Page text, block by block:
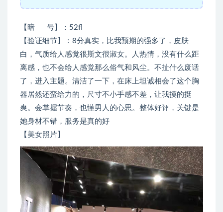
【暗 号】：52fl
【验证细节】： 8分真实，比我预期的强多了，皮肤
白，气质给人感觉很斯文很淑女。人热情，没有什么距
离感，也不会给人感觉那么俗气和风尘。不扯什么废话
了，进入主题。清洁了一下，在床上坦诚相会了这个胸
器居然还蛮给力的，尺寸不小手感不差，让我摸的挺
爽。会掌握节奏，也懂男人的心思。整体好评，关键是
她身材不错，服务是真的好
【美女照片】